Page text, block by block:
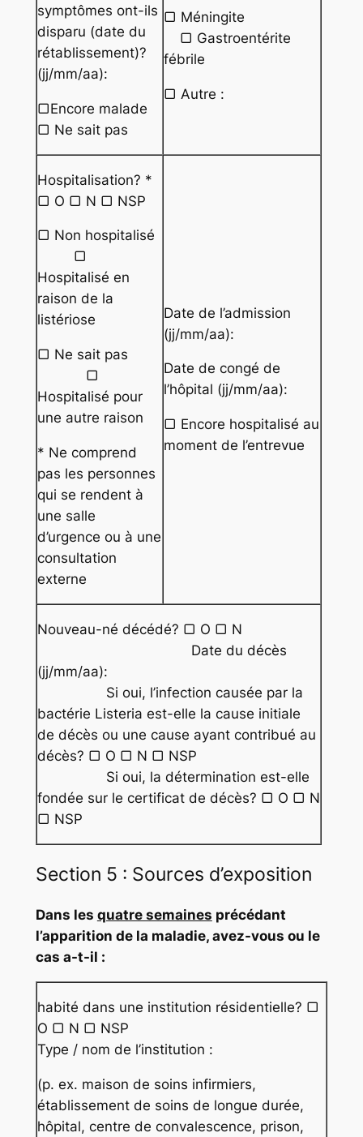
symptômes ont-ils
disparu (date du
rétablissement)?
(jj/mm/aa):
▢Encore malade
▢ Ne sait pas
▢ Méningite
▢ Gastroentérite
fébrile
▢ Autre :
Hospitalisation? *
▢ O ▢ N ▢ NSP
▢ Non hospitalisé
▢
Hospitalisé en
raison de la
listériose
▢ Ne sait pas
▢
Hospitalisé pour
une autre raison
* Ne comprend
pas les personnes
qui se rendent à
une salle
d’urgence ou à une
consultation
externe
Date de l’admission
(jj/mm/aa):
Date de congé de
l’hôpital (jj/mm/aa):
▢ Encore hospitalisé au
moment de l’entrevue
Nouveau-né décédé? ▢ O ▢ N
Date du décès
(jj/mm/aa):
Si oui, l’infection causée par la
bactérie Listeria est-elle la cause initiale
de décès ou une cause ayant contribué au
décès? ▢ O ▢ N ▢ NSP
Si oui, la détermination est-elle
fondée sur le certificat de décès? ▢ O ▢ N
▢ NSP
Section 5 : Sources d’exposition
Dans les quatre semaines précédant
l’apparition de la maladie, avez-vous ou le
cas a-t-il :
habité dans une institution résidentielle? ▢
O ▢ N ▢ NSP
Type / nom de l’institution :
(p. ex. maison de soins infirmiers,
établissement de soins de longue durée,
hôpital, centre de convalescence, prison,